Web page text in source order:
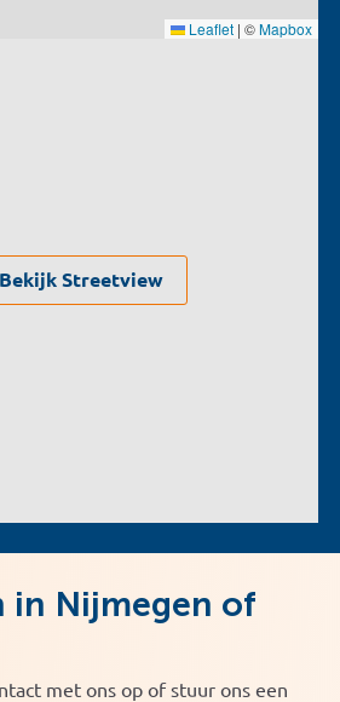
Leaflet | ©Mapbox
Bekijk Streetview
in Nijmegen of
met ons op of stuur ons een